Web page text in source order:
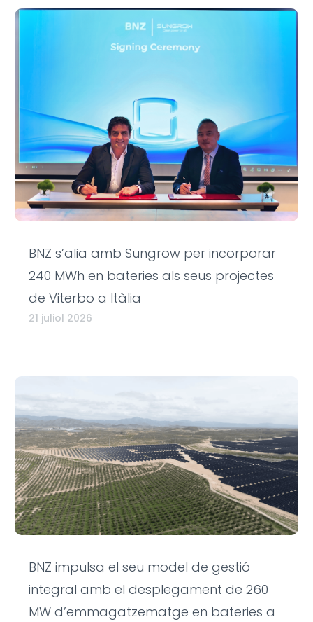
BNZ s’alia amb Sungrow per incorporar
240 MWh en bateries als seus projectes
de Viterbo a Itàlia
21 juliol 2026
BNZ impulsa el seu model de gestió
integral amb el desplegament de 260
MW d’emmagatzematge en bateries a